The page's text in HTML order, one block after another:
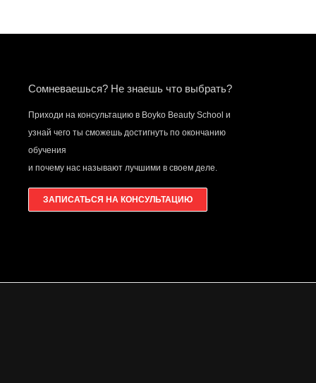
Сомневаешься? Не знаешь что выбрать?
Приходи на консультацию в Boyko Beauty School и
узнай чего ты сможешь достигнуть по окончанию
обучения
и почему нас называют лучшими в своем деле.
ЗАПИСАТЬСЯ НА КОНСУЛЬТАЦИЮ